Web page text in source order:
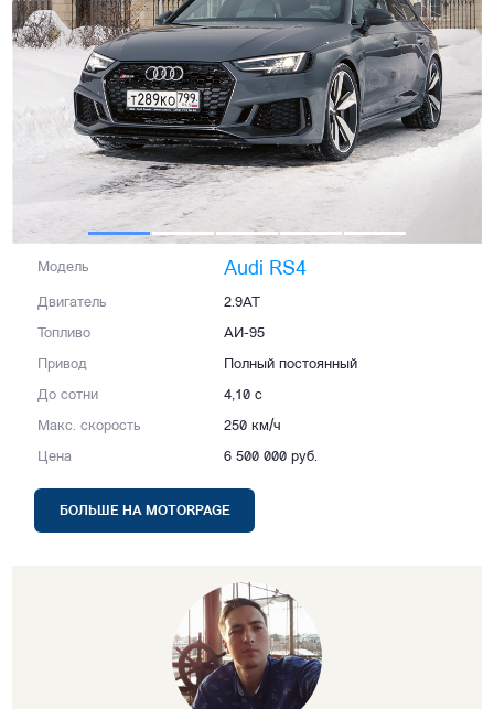
Модель Audi RS4
Двигатель 2.9AT
Топливо АИ-95
Привод Полный постоянный
До сотни 4,10 с
Макс. скорость 250 км/ч
Цена 6 500 000 руб.
БОЛЬШЕ НА MOTORPAGE